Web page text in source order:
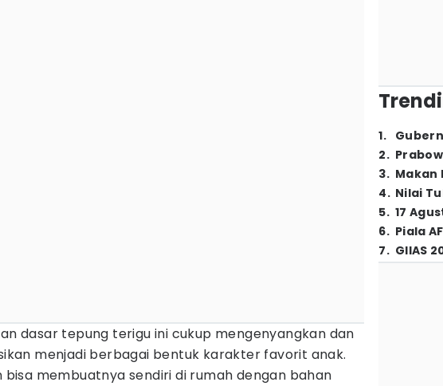
dasar tepung terigu ini cukup mengenyangkan dan
menjadi berbagai bentuk karakter favorit anak.
bisa membuatnya sendiri di rumah dengan bahan
1.
2.
3. Makan
4. Nilai
5. 17
6. Piala
7. GIIAS